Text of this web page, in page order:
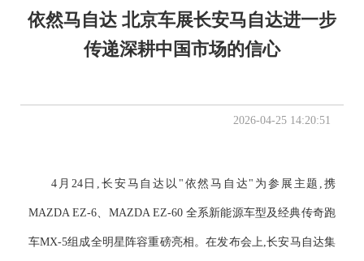
依然马自达 北京车展长安马自达进一步
传递深耕中国市场的信心
2026-04-25 14:20:51
4月24日,长安马自达以"依然马自达"为参展主题,携
MAZDA EZ-6、MAZDA EZ-60 全系新能源车型及经典传奇跑
车MX-5组成全明星阵容重磅亮相。在发布会上,长安马自达集